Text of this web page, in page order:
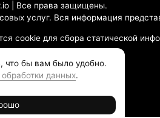
| Все права защищены.
услуг. Вся информация
cookie для сбора статической
что бы вам было удобно.
обработки данных.